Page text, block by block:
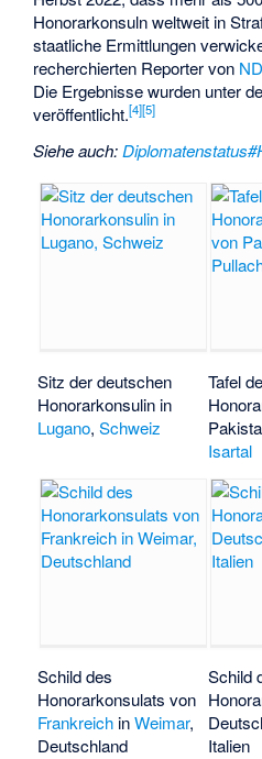
Honorarkonsuln weltweit in
staatliche Ermittlungen
recherchierten Reporter von
Die Ergebnisse wurden unter
veröffentlicht.[4][5]
Siehe auch:
Sitz der deutschen
Honorarkonsulin in
Lugano,Schweiz
Tafel
Isartal
Schild des
Honorarkonsulats von
Frankreich inWeimar,
Deutschland
Schild
Italien